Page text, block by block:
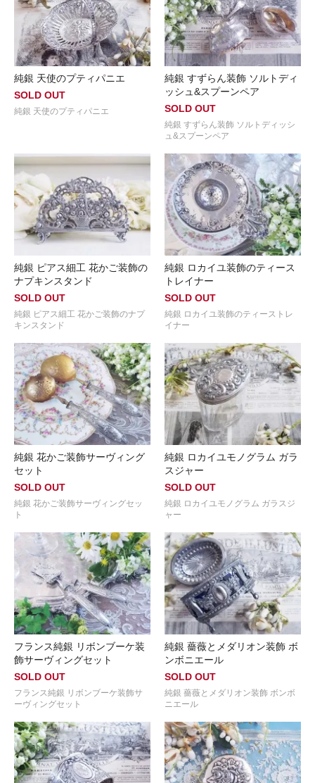
純銀 天使のプティパニエ
SOLD OUT
純銀 天使のプティパニエ
純銀 すずらん装飾 ソルトディ
ッシュ&スプーンペア
SOLD OUT
純銀 すずらん装飾 ソルトディッシ
ュ&スプーンペア
純銀 ピアス細工 花かご装飾の
ナプキンスタンド
SOLD OUT
純銀 ピアス細工 花かご装飾のナプ
キンスタンド
純銀 ロカイユ装飾のティース
トレイナー
SOLD OUT
純銀 ロカイユ装飾のティーストレ
イナー
純銀 花かご装飾サーヴィング
セット
SOLD OUT
純銀 花かご装飾サーヴィングセッ
ト
純銀 ロカイユモノグラム ガラ
スジャー
SOLD OUT
純銀 ロカイユモノグラム ガラスジ
ャー
フランス純銀 リボンブーケ装
飾サーヴィングセット
SOLD OUT
フランス純銀 リボンブーケ装飾サ
ーヴィングセット
純銀 薔薇とメダリオン装飾 ボ
ンボニエール
SOLD OUT
純銀 薔薇とメダリオン装飾 ボンボ
ニエール